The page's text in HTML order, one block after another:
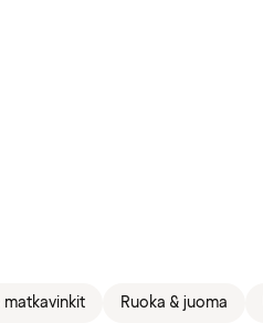
Ruoka & juoma